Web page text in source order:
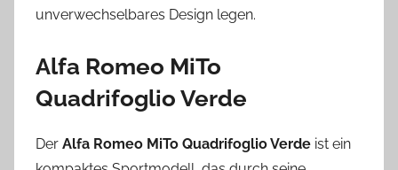
unverwechselbares Design legen.
Alfa Romeo MiTo
Quadrifoglio Verde
Der Alfa Romeo MiTo Quadrifoglio Verde ist ein